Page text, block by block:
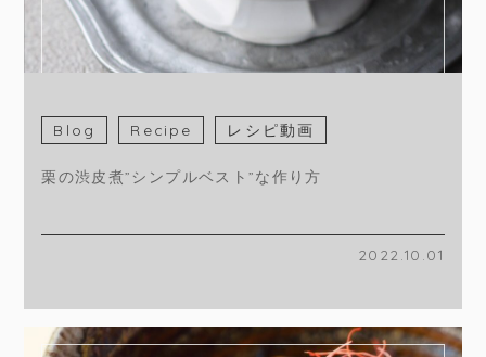
Blog Recipe レシピ動画
栗の渋皮煮”シンプルベスト”な作り方
2022.10.01